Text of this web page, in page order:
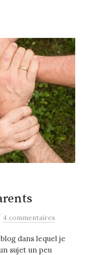
4 commentaires
dans lequel je
sujet un peu